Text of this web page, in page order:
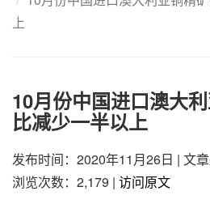
上
10月份中国进口澳大
比减少一半以上
发布时间：2020年11月26日 | 文
浏览次数：2,179 | 访问原文